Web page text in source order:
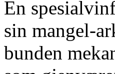
En
sin mangel-
bunden